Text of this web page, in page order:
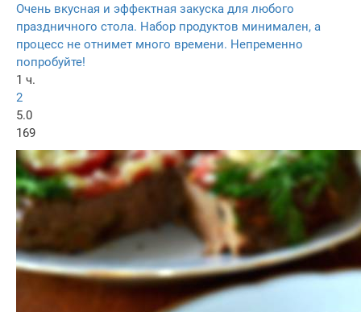
Очень вкусная и эффектная закуска для любого
праздничного стола. Набор продуктов минимален, а
процесс не отнимет много времени. Непременно
попробуйте!
1 ч.
2
5.0
169